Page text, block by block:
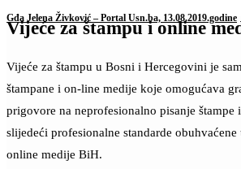
Gđa Jelena Živković – Portal Usn.ba, 13.08.2019.godine
Vijeće za štampu i online
Vijeće za štampu u Bosni i Hercegovini je
štampane i on-line medije koje omogućava
prigovore na neprofesionalno pisanje štampe
slijedeći profesionalne standarde
online medije BiH.